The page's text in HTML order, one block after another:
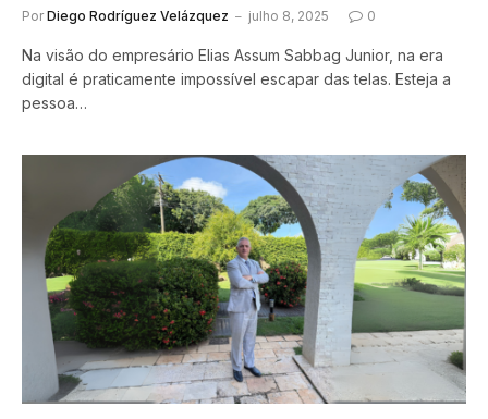
Por Diego Rodríguez Velázquez julho 8, 2025 0
Na visão do empresário Elias Assum Sabbag Junior, na era
digital é praticamente impossível escapar das telas. Esteja a
pessoa…